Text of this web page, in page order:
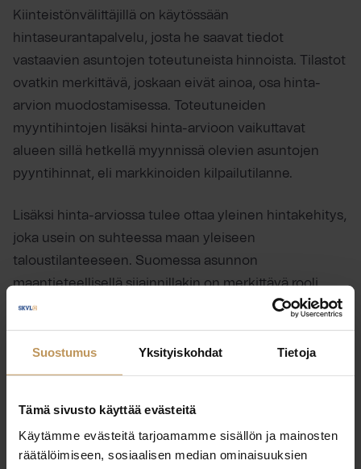
Suostumus Yksityiskohdat Tietoja
Tämä sivusto käyttää evästeitä
Käytämme evästeitä tarjoamamme sisällön ja mainosten
räätälöimiseen, sosiaalisen median ominaisuuksien
Kiinteistönvälittäjillä on käytössään
hintaseurantapalvelu, josta he saavat tiedot
vastaavien asuntojen toteutuneista hinnoista. Tilastot
ovatkin merkittävä, joskaan eivät ainoa, osa hinta-
arvion muodostamisessa. Toteutuneiden
myyntihintojen lisäksi hinta-arvioon vaikuttavat
alueen sillä hetkellä myynnissä olevien asuntojen
pyyntihinnat, eli markkinoiden kilpailutilanne.
Lisäksi hinta-arviossa tulee ottaa yleinen hintakehitys,
joka usein on suhteessa maan yleiseen
taloustilanteeseen. Suomessa asunnon
maantieteellisellä sijainnillakin on merkittävä rooli
asunnon arvon kannalta. Ammattimainen
kiinteistönvälittäjä osaa huomioida yleisen
hintakehityksen lisäksi alueellisen hintatason.